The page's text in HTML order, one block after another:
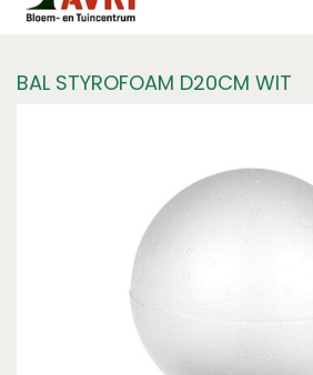
BAL STYROFOAM D20CM WIT